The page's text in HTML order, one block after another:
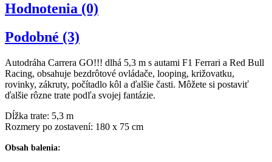
Hodnotenia (0)
Podobné (3)
Autodráha Carrera GO!!! dlhá 5,3 m s autami F1 Ferrari a Red Bull
Racing, obsahuje bezdrôtové ovládače, looping, križovatku,
rovinky, zákruty, počítadlo kôl a ďalšie časti. Môžete si postaviť
ďalšie rôzne trate podľa svojej fantázie.
Dĺžka trate: 5,3 m
Rozmery po zostavení: 180 x 75 cm
Obsah balenia: